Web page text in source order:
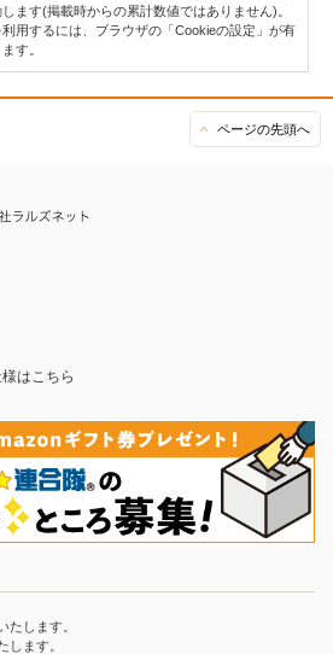
ます(掲載時からの累計数値ではありません)。
用するには、ブラウザの「Cookieの設定」が有
す。
ページの先頭へ
はこちら
たします。
します。